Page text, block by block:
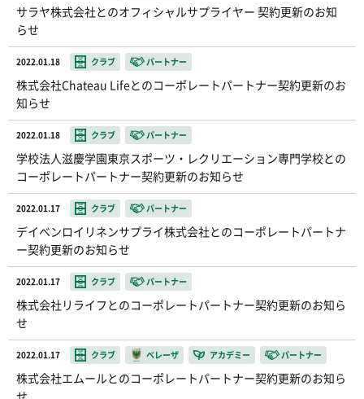
サラヤ株式会社とのオフィシャルサプライヤー 契約更新のお知
らせ
2022.01.18 クラブ パートナー
株式会社Chateau Lifeとのコーポレートパートナー契約更新のお
知らせ
2022.01.18 クラブ パートナー
学校法人滋慶学園東京スポーツ・レクリエーション専門学校との
コーポレートパートナー契約更新のお知らせ
2022.01.17 クラブ パートナー
デイベンロイリネンサプライ株式会社とのコーポレートパートナ
ー契約更新のお知らせ
2022.01.17 クラブ パートナー
株式会社リライフとのコーポレートパートナー契約更新のお知ら
せ
2022.01.17 クラブ ベレーザ アカデミー パートナー
株式会社エムールとのコーポレートパートナー契約更新のお知ら
せ